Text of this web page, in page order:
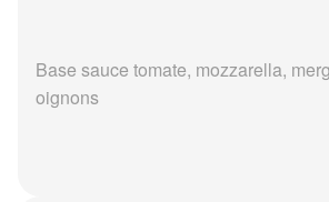
Base sauce tomate, mozzarella,
oignons